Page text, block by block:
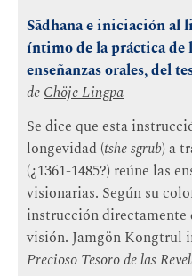
Sādhana e iniciación al
íntimo de la práctica de
enseñanzas orales, del
deChöje Lingpa
Se dice que esta
longevidad (tshe sgrub) a
(¿1361-1485?) reúne las
visionarias. Según su
instrucción directamente
visión. Jamgön Kongtrul
Precioso Tesoro de las